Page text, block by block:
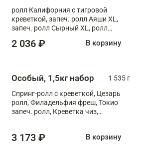
ролл Калифорния с тигровой
креветкой, запеч. ролл Аяши XL,
запеч. ролл Сырный XL, ролл
2 036 ₽ В корзину
Особый, 1,5кг набор
1 535 г
Спринг-ролл с креветкой, Цезарь
ролл, Филадельфия фреш, Токио
запеч. ролл, Креветка чиз,
3 173 ₽ В корзину